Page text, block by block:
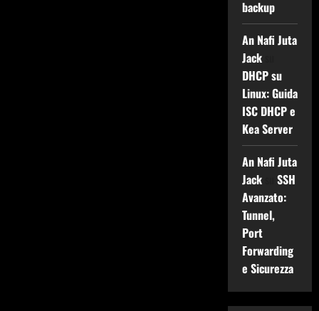
backup
An Nafi Juta
Jacksu
DHCP su
Linux: Guida
ISC DHCP e
Kea Server
An Nafi Juta
Jacksu SSH
Avanzato:
Tunnel,
Port
Forwarding
e Sicurezza